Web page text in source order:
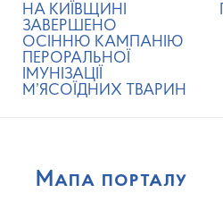
НА КИЇВЩИНІ
ЗАВЕРШЕНО
ОСІННЮ КАМПАНІЮ
ПЕРОРАЛЬНОЇ
ІМУНІЗАЦІЇ
М’ЯСОЇДНИХ ТВАРИН
Мапа порталу